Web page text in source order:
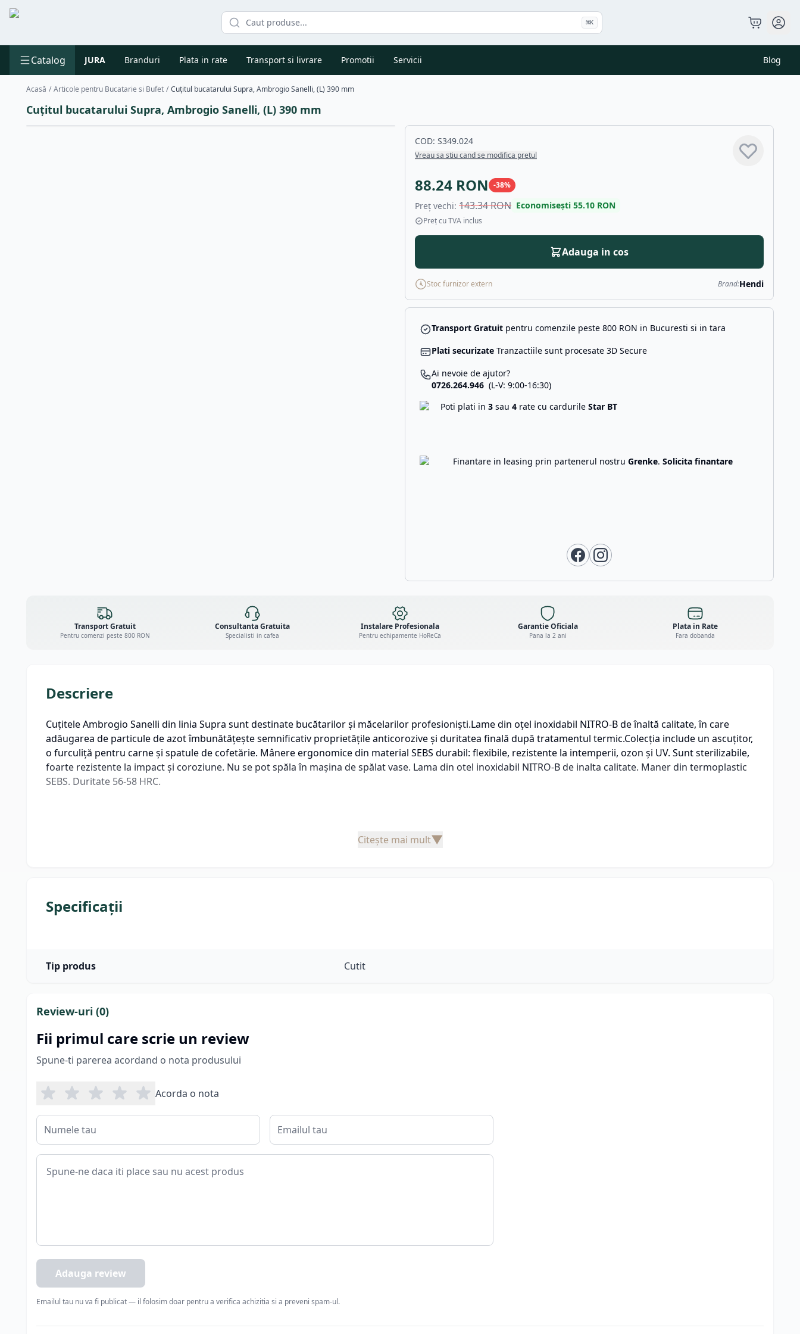
⌘K
Catalog JURA Branduri Plata in rate Transport si livrare Promotii Servicii Blog
Acasă / Articole pentru Bucatarie si Bufet / Cuțitul bucatarului Supra, Ambrogio Sanelli, (L) 390 mm
Cuțitul bucatarului Supra, Ambrogio Sanelli, (L) 390 mm
COD: S349.024
Vreau sa stiu cand se modifica pretul
88.24 RON -38%
Preț vechi: 143.34RON Economisești 55.10 RON
Preț cu TVA inclus
Adauga in cos
Stoc furnizor extern Brand:Hendi
Transport Gratuit pentru comenzile peste 800 RON in Bucuresti si in tara
Plati securizate Tranzactiile sunt procesate 3D Secure
Ai nevoie de ajutor?
0726.264.946 (L-V: 9:00-16:30)
Poti plati in 3 sau 4 rate cu cardurile Star BT
Finantare in leasing prin partenerul nostru Grenke. Solicita finantare
Transport Gratuit
Pentru comenzi peste 800 RON
Consultanta Gratuita
Specialisti in cafea
Instalare Profesionala
Pentru echipamente HoReCa
Garantie Oficiala
Pana la 2 ani
Plata in Rate
Fara dobanda
Descriere
Cuțitele Ambrogio Sanelli din linia Supra sunt destinate bucătarilor și măcelarilor profesioniști.Lame din oțel inoxidabil NITRO-B de înaltă calitate, în care
adăugarea de particule de azot îmbunătățește semnificativ proprietățile anticorozive și duritatea finală după tratamentul termic.Colecția include un ascuțitor,
o furculiță pentru carne și spatule de cofetărie. Mânere ergonomice din material SEBS durabil: flexibile, rezistente la intemperii, ozon și UV. Sunt sterilizabile,
foarte rezistente la impact și coroziune. Nu se pot spăla în mașina de spălat vase. Lama din otel inoxidabil NITRO-B de inalta calitate. Maner din termoplastic
SEBS. Duritate 56-58 HRC.
Citește mai mult▼
Specificații
Tip produs Cutit
Review-uri (0)
Fii primul care scrie un review
Spune-ti parerea acordand o nota produsului
Acorda o nota
Adauga review
Emailul tau nu va fi publicat — il folosim doar pentru a verifica achizitia si a preveni spam-ul.